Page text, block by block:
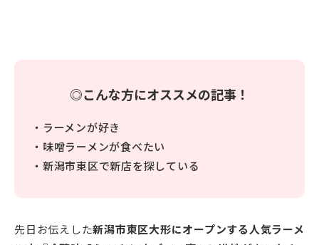
◎こんな方にオススメの記事！
・ラーメンが好き
・味噌ラーメンが食べたい
・新潟市東区で新店を探している
先日お伝えした新潟市東区大形にオープンする人気ラーメ